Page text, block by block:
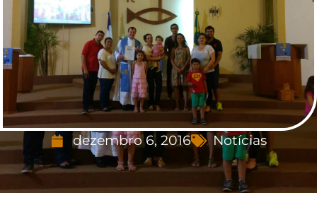
dezembro 6, 2016 Notícias